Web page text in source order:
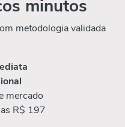
minutos
metodologia validada
mercado
R$ 197